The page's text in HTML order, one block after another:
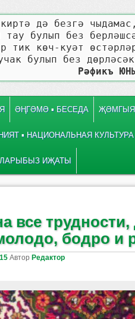
дә безгә чыдамас,
тау булып без
тик көч-куәт
булып без
Рәфикъ
ӘҢГӘМӘ ▪ БЕСЕДА
▪ НАЦИОНАЛЬНАЯ КУЛЬТУРА
ИҖАТЫ
все
бодро и
АвторРедактор